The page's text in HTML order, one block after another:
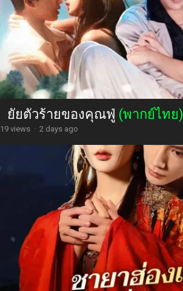
ยัยตัวร้ายของคุณฟู่ (พากย์ไทย)
19 views · 2 days ago